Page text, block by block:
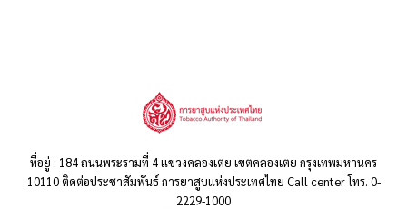
ที่อยู่ : 184 ถนนพระรามที่ 4 แขวงคลองเตย เขตคลองเตย กรุงเทพมหานคร
10110 ติดต่อประชาสัมพันธ์ การยาสูบแห่งประเทศไทย Call center โทร. 0-
2229-1000